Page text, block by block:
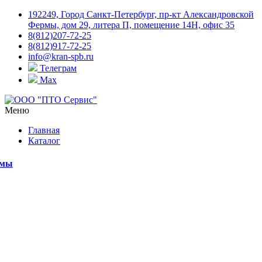
192249, Город Санкт-Петербург, пр-кт Александровской
Фермы, дом 29, литера П, помещение 14Н, офис 35
8(812)207-72-25
8(812)917-72-25
info@kran-spb.ru
Телеграм
Max
Меню
Главная
Каталог